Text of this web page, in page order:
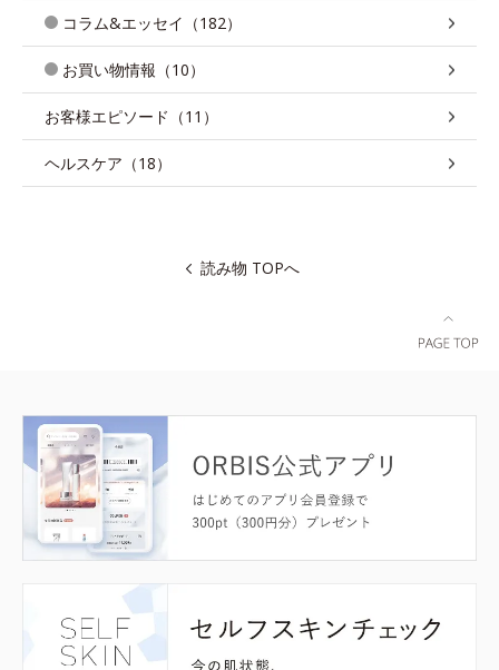
コラム&エッセイ（182）
お買い物情報（10）
お客様エピソード（11）
ヘルスケア（18）
読み物 TOPへ